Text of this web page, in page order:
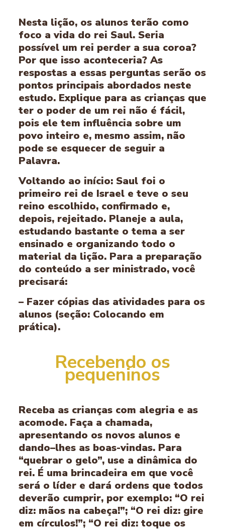
Nesta lição, os alunos terão como
foco a vida do rei Saul. Seria
possível um rei perder a sua coroa?
Por que isso aconteceria? As
respostas a essas perguntas serão os
pontos principais abordados neste
estudo. Explique para as crianças que
ter o poder de um rei não é fácil,
pois ele tem influência sobre um
povo inteiro e, mesmo assim, não
pode se esquecer de seguir a
Palavra.
Voltando ao início: Saul foi o
primeiro rei de Israel e teve o seu
reino escolhido, confirmado e,
depois, rejeitado. Planeje a aula,
estudando bastante o tema a ser
ensinado e organizando todo o
material da lição. Para a preparação
do conteúdo a ser ministrado, você
precisará:
– Fazer cópias das atividades para os
alunos (seção: Colocando em
prática).
Recebendo os
pequeninos
Receba as crianças com alegria e as
acomode. Faça a chamada,
apresentando os novos alunos e
dando–lhes as boas-vindas. Para
“quebrar o gelo”, use a dinâmica do
rei. É uma brincadeira em que você
será o líder e dará ordens que todos
deverão cumprir, por exemplo: “O rei
diz: mãos na cabeça!”; “O rei diz: gire
em círculos!”; “O rei diz: toque os